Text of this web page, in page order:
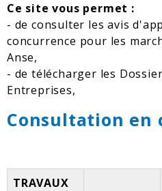
Ce site vous permet :
- de consulter les avis
concurrence pour les
Anse,
- de télécharger les
Entreprises,
Consultation en
TRAVAUX